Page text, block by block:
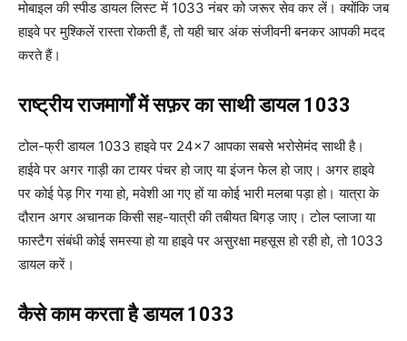
मोबाइल की स्पीड डायल लिस्ट में 1033 नंबर को जरूर सेव कर लें। क्योंकि जब
हाइवे पर मुश्किलें रास्ता रोकती हैं, तो यही चार अंक संजीवनी बनकर आपकी मदद
करते हैं।
राष्ट्रीय राजमार्गों में सफ़र का साथी डायल 1033
टोल-फ्री डायल 1033 हाइवे पर 24×7 आपका सबसे भरोसेमंद साथी है।
हाईवे पर अगर गाड़ी का टायर पंचर हो जाए या इंजन फेल हो जाए। अगर हाइवे
पर कोई पेड़ गिर गया हो, मवेशी आ गए हों या कोई भारी मलबा पड़ा हो। यात्रा के
दौरान अगर अचानक किसी सह-यात्री की तबीयत बिगड़ जाए। टोल प्लाजा या
फास्टैग संबंधी कोई समस्या हो या हाइवे पर असुरक्षा महसूस हो रही हो, तो 1033
डायल करें।
कैसे काम करता है डायल 1033